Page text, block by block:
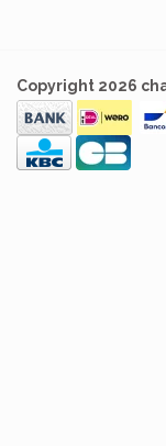
Copyright 2026